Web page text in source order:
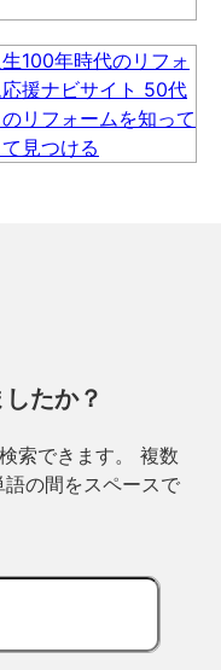
たか？
索できます。 複数
の間をスペースで